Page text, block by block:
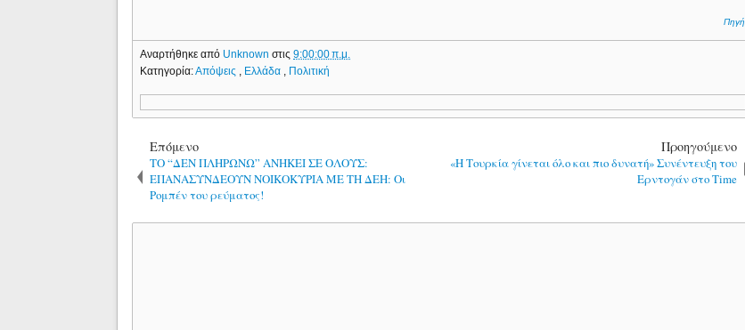
Πηγή
Αναρτήθηκε από Unknownστις9:00:00 π.μ.
Κατηγορία:Απόψεις Ελλάδα Πολιτική
Επόμενο
TO “ΔΕΝ ΠΛΗΡΩΝΩ” ΑΝΗΚΕΙ ΣΕ ΟΛΟΥΣ:
ΕΠΑΝΑΣΥΝΔΕΟΥΝ ΝΟΙΚΟΚΥΡΙΑ ΜΕ ΤΗ ΔΕΗ: Οι
Ρομπέν του ρεύματος!
Προηγούμενο
«Η Τουρκία γίνεται όλο και πιο δυνατή» Συνέντευξη του
Ερντογάν στο Τime